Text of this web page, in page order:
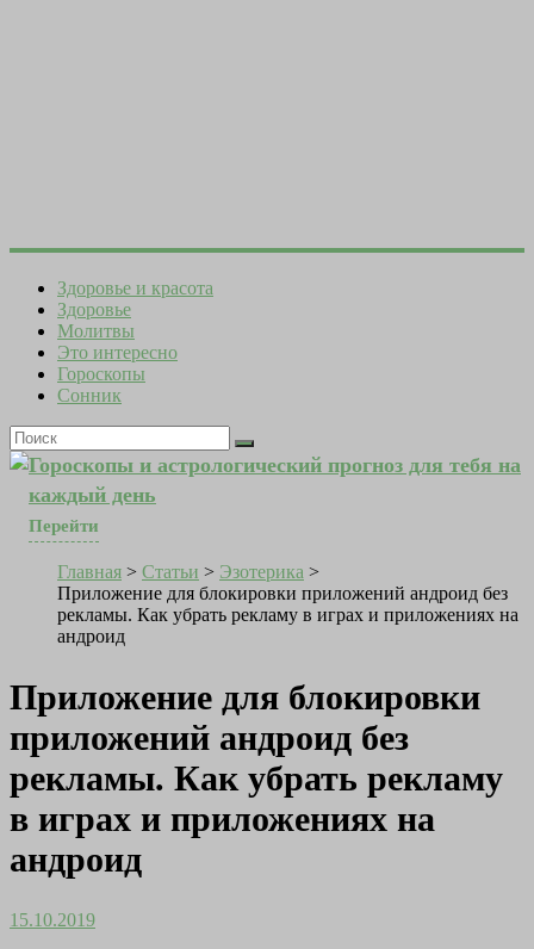
Здоровье и красота
Здоровье
Молитвы
Это интересно
Гороскопы
Сонник
Гороскопы и астрологический прогноз для тебя на
каждый день
Перейти
Главная > Статьи > Эзотерика >
Приложение для блокировки приложений андроид без
рекламы. Как убрать рекламу в играх и приложениях на
андроид
Приложение для блокировки
приложений андроид без
рекламы. Как убрать рекламу
в играх и приложениях на
андроид
15.10.2019